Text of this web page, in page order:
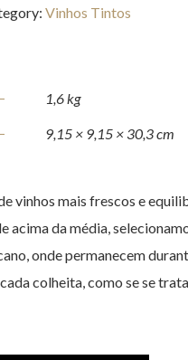
Vinhos Tintos
1,6 kg
9,15 × 9,15 × 30,3 cm
vinhos mais frescos e
acima da média,
onde permanecem
colheita, como se se